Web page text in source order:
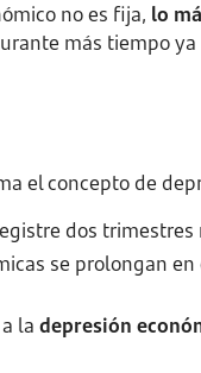
no es fija, lo
más tiempo
el concepto de
dos trimestres
se prolongan
la depresión